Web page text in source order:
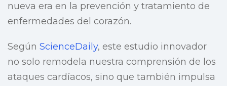
nueva era en la prevención y tratamiento de
enfermedades del corazón.
Según ScienceDaily, este estudio innovador
no solo remodela nuestra comprensión de los
ataques cardíacos, sino que también impulsa